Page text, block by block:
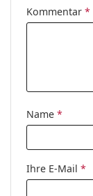
Kommentar *
Name *
Ihre E-Mail *